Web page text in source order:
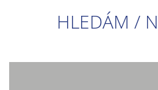
HLEDÁM /